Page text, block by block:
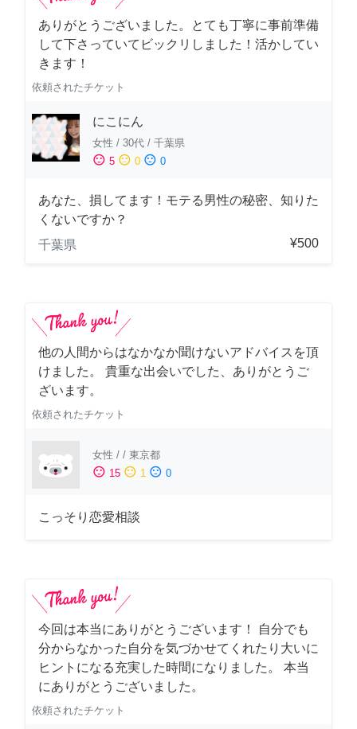
ありがとうございました。とても丁寧に事前準備
して下さっていてビックリしました！活かしてい
きます！
依頼されたチケット
にこにん
女性 / 30代 / 千葉県
sentiment_satisfied 5 sentiment_neutral 0 sentiment_dissatisfied 0
あなた、損してます！モテる男性の秘密、知りた
くないですか？
千葉県
¥500
他の人間からはなかなか聞けないアドバイスを頂
けました。 貴重な出会いでした、ありがとうご
ざいます。
依頼されたチケット
女性 / / 東京都
sentiment_satisfied 15 sentiment_neutral 1 sentiment_dissatisfied 0
こっそり恋愛相談
今回は本当にありがとうございます！ 自分でも
分からなかった自分を気づかせてくれたり大いに
ヒントになる充実した時間になりました。 本当
にありがとうございました。
依頼されたチケット